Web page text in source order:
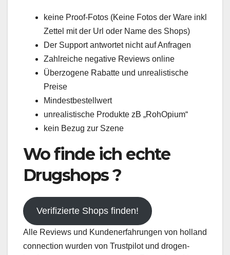
keine Proof-Fotos (Keine Fotos der Ware inkl
Zettel mit der Url oder Name des Shops)
Der Support antwortet nicht auf Anfragen
Zahlreiche negative Reviews online
Überzogene Rabatte und unrealistische
Preise
Mindestbestellwert
unrealistische Produkte zB „RohOpium“
kein Bezug zur Szene
Wo finde ich echte
Drugshops ?
Verifizierte Shops finden!
Alle Reviews und Kundenerfahrungen von holland
connection wurden von Trustpilot und drogen-